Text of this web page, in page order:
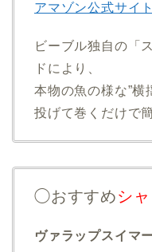
アマゾン公式サイ
ビーブル独自の「
ドにより、
本物の魚の様な”横
投げて巻くだけで
◯おすすめシ
ヴァラップスイマ